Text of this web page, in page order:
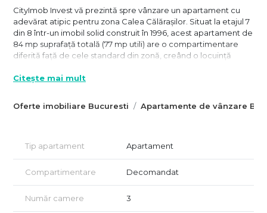
Oferte imobiliare Bucuresti Apartamente de vânzare
CityImob Invest vă prezintă spre vânzare un apartament cu
adevărat atipic pentru zona Calea Călărașilor. Situat la etajul 7
din 8 într-un imobil solid construit în 1996, acest apartament de
84 mp suprafață totală (77 mp utili) are o compartimentare
diferită față de cele standard din zonă, creând o locuință
mixtă.
De îndată ce pășești în interior, te întâmpină un hol generos,
de depozitare. Bucătăria este închisă și spațioasă, cu loc
suficient pentru a fi transformată într-un adevărat punct de
întâlnire al casei, unde diminețile pot începe în tihnă, cu o
cafea, iar serile pot aduna familia în jurul mesei. Zona de zi are
Citește mai mult
Tip apartament Apartament
Compartimentare Decomandat
Număr camere 3